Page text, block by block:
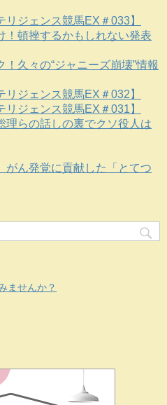
リジェンス競馬EX＃033】
！頓挫するかもしれない発表
久々の“ジャニーズ崩壊”情報
リジェンス競馬EX＃032】
リジェンス競馬EX＃031】
理らの話しの裏でクソ役人は
がん発覚に貢献した「とてつ
ませんか？